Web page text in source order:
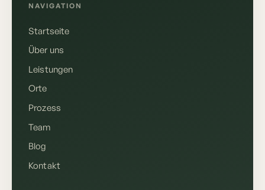
NAVIGATION
Startseite
Über uns
Leistungen
Orte
Prozess
Team
Blog
Kontakt